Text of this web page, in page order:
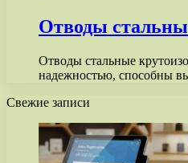
Отводы
Отводы стальные
надежностью, способны
Свежие записи